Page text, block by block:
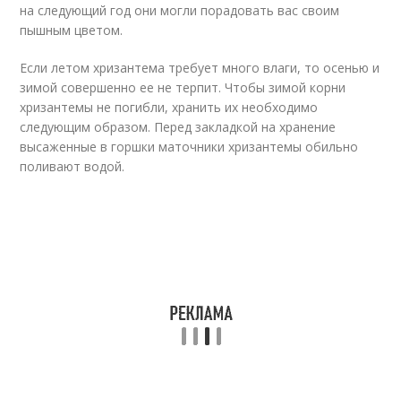
на следующий год они могли порадовать вас своим
пышным цветом.
Если летом хризантема требует много влаги, то осенью и
зимой совершенно ее не терпит. Чтобы зимой корни
хризантемы не погибли, хранить их необходимо
следующим образом. Перед закладкой на хранение
высаженные в горшки маточники хризантемы обильно
поливают водой.